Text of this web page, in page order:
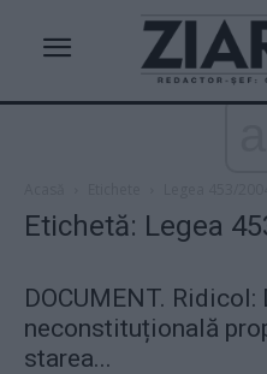
Etichetă: Legea
DOCUMENT.
neconstituțională
starea...